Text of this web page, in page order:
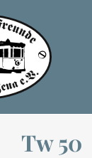
Tw 50